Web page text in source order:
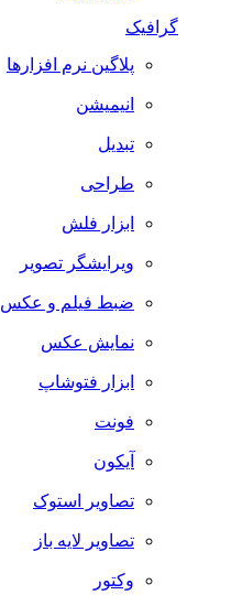
گرافیک
پلاگین نرم افزارها
انیمیشن
تبدیل
طراحی
ابزار فلش
ویرایشگر تصویر
ضبط فيلم و عكس
نمایش عکس
ابزار فتوشاپ
فونت
آیکون
تصاویر استوک
تصاویر لایه باز
وکتور